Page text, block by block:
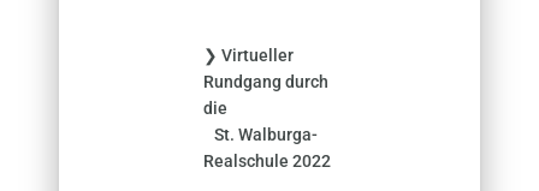
❯ Virtueller
Rundgang durch
die
St. Walburga-
Realschule 2022